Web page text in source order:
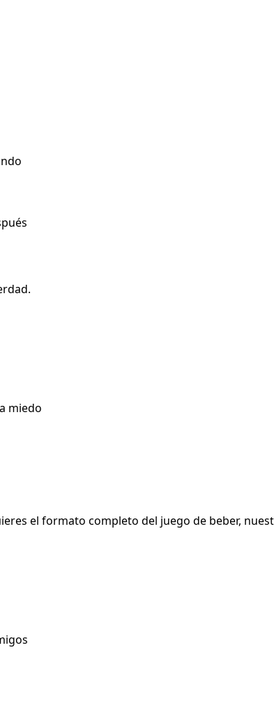
miedo
el formato completo del juego de beber,